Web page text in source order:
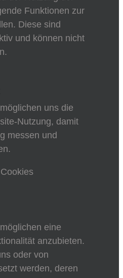
Funktionen zur
Diese sind
und können nicht
uns die
Nutzung, damit
messen und
eine
anzubieten.
oder von
werden, deren